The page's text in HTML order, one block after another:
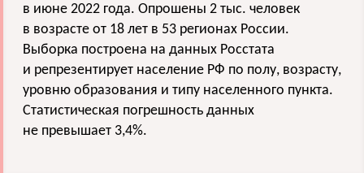
в июне 2022 года. Опрошены 2 тыс. человек
в возрасте от 18 лет в 53 регионах России.
Выборка построена на данных Росстата
и репрезентирует население РФ по полу, возрасту,
уровню образования и типу населенного пункта.
Статистическая погрешность данных
не превышает 3,4%.